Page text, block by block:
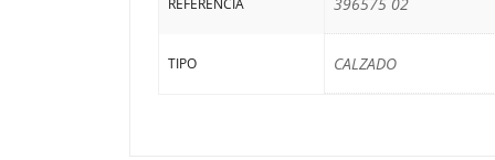
TIPO CALZADO